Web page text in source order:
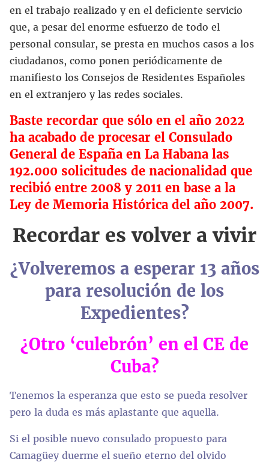
en el trabajo realizado y en el deficiente servicio
que, a pesar del enorme esfuerzo de todo el
personal consular, se presta en muchos casos a los
ciudadanos, como ponen periódicamente de
manifiesto los Consejos de Residentes Españoles
en el extranjero y las redes sociales.
Baste recordar que sólo en el año 2022
ha acabado de procesar el Consulado
General de España en La Habana las
192.000 solicitudes de nacionalidad que
recibió entre 2008 y 2011 en base a la
Ley de Memoria Histórica del año 2007.
Recordar es volver a vivir
¿Volveremos a esperar 13 años
para resolución de los
Expedientes?
¿Otro ‘culebrón’ en el CE de
Cuba?
Tenemos la esperanza que esto se pueda resolver
pero la duda es más aplastante que aquella.
Si el posible nuevo consulado propuesto para
Camagüey duerme el sueño eterno del olvido